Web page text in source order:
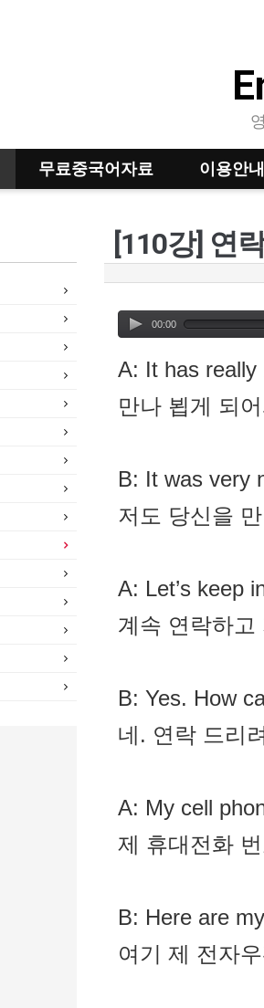
무료중국어자료 이용안내
00:00
A: It has really
만나 뵙게 되
B: It was very
저도 당신을
A: Let’s keep
계속 연락하고
B: Yes. How
네. 연락 드리
A: My cell
제 휴대전화
B: Here are
여기 제 전자